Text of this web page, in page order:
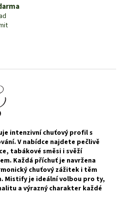
intenzivní chuťový profil s
V nabídce najdete pečlivě
tabákové směsi i svěží
Každá příchuť je navržena
chuťový zážitek i těm
Mistify je ideální volbou pro ty,
a výrazný charakter každé